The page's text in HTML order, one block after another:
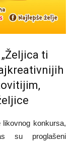
ti
konkursa,
su proglašeni